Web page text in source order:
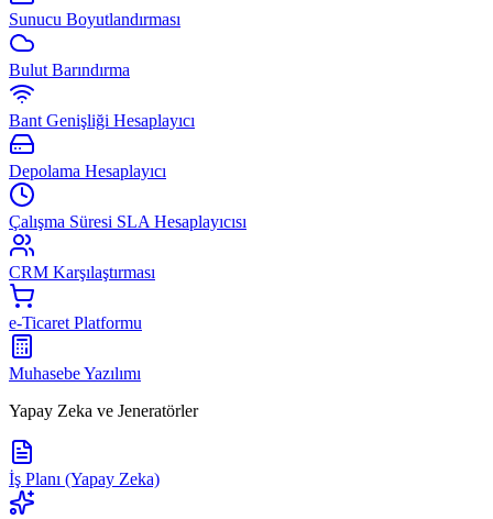
Sunucu Boyutlandırması
Bulut Barındırma
Bant Genişliği Hesaplayıcı
Depolama Hesaplayıcı
Çalışma Süresi SLA Hesaplayıcısı
CRM Karşılaştırması
e-Ticaret Platformu
Muhasebe Yazılımı
Yapay Zeka ve Jeneratörler
İş Planı (Yapay Zeka)